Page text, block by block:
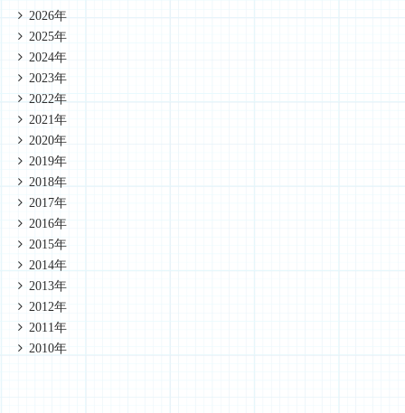
2026年
2025年
2024年
2023年
2022年
2021年
2020年
2019年
2018年
2017年
2016年
2015年
2014年
2013年
2012年
2011年
2010年